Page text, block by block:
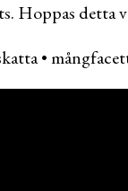
Hoppas detta
•